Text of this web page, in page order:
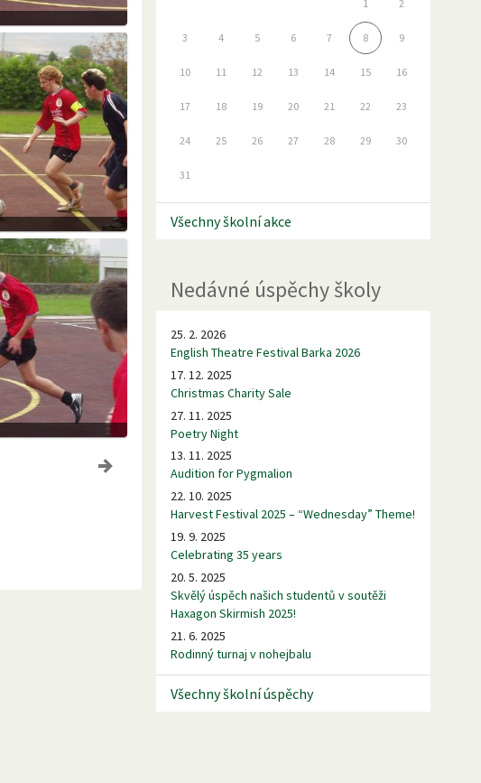
1 2
3 4 5 6 7 8 9
10 11 12 13 14 15 16
17 18 19 20 21 22 23
24 25 26 27 28 29 30
31
Všechny školní akce
Nedávné úspěchy školy
25. 2. 2026
English Theatre Festival Barka 2026
17. 12. 2025
Christmas Charity Sale
27. 11. 2025
Poetry Night
13. 11. 2025
Audition for Pygmalion
22. 10. 2025
Harvest Festival 2025 – “Wednesday” Theme!
19. 9. 2025
Celebrating 35 years
20. 5. 2025
Skvělý úspěch našich studentů v soutěži
Haxagon Skirmish 2025!
21. 6. 2025
Rodinný turnaj v nohejbalu
Všechny školní úspěchy